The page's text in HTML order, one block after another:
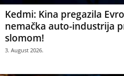
Kedmi: Kina pregazila
nemačka auto-industrija
slomom!
3. August 2026.